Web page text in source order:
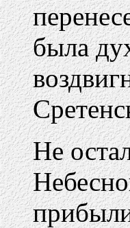
была
Не